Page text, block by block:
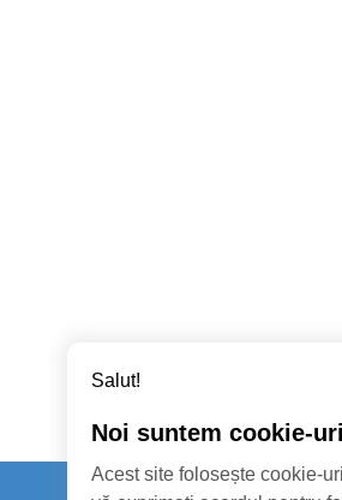
Salut!
Noi suntem cookie-
Acest site folosește cookie-